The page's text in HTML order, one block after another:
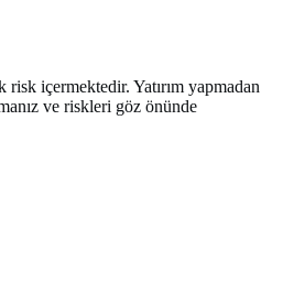
risk içermektedir. Yatırım yapmadan
ve riskleri göz önünde